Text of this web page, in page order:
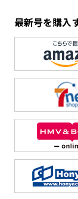
最新号を購入